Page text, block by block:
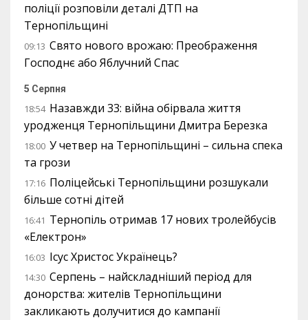
поліції розповіли деталі ДТП на
Тернопільщині
09:13 Свято нового врожаю: Преображення
Господнє або Яблучний Спас
5 Серпня
18:54 Назавжди 33: війна обірвала життя
уродженця Тернопільщини Дмитра Березка
18:00 У четвер на Тернопільщині – сильна спека
та грози
17:16 Поліцейські Тернопільщини розшукали
більше сотні дітей
16:41 Тернопіль отримав 17 нових тролейбусів
«Електрон»
16:03 Ісус Христос Українець?
14:30 Серпень – найскладніший період для
донорства: жителів Тернопільщини
закликають долучитися до кампанії